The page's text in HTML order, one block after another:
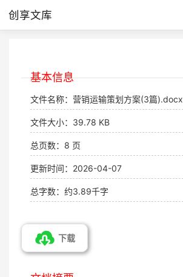
创享文库
基本信息
文件名称：营销运输策划方案(3篇).docx
文件大小：39.78 KB
总页数：8 页
更新时间：2026-04-07
总字数：约3.89千字
下载